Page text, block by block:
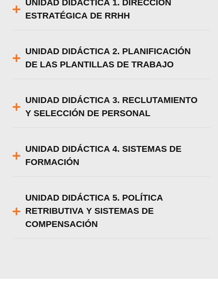
UNIDAD DIDÁCTICA 1. DIRECCIÓN
ESTRATÉGICA DE RRHH
UNIDAD DIDÁCTICA 2. PLANIFICACIÓN
DE LAS PLANTILLAS DE TRABAJO
UNIDAD DIDÁCTICA 3. RECLUTAMIENTO
Y SELECCIÓN DE PERSONAL
UNIDAD DIDÁCTICA 4. SISTEMAS DE
FORMACIÓN
UNIDAD DIDÁCTICA 5. POLÍTICA
RETRIBUTIVA Y SISTEMAS DE
COMPENSACIÓN